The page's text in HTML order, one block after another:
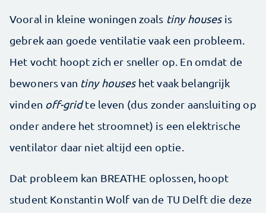
Vooral in kleine woningen zoals tiny housesis
gebrek aan goede ventilatie vaak een probleem.
Het vocht hoopt zich er sneller op. En omdat de
bewoners van tiny houseshet vaak belangrijk
vinden off-gridte leven (dus zonder aansluiting op
onder andere het stroomnet) is een elektrische
ventilator daar niet altijd een optie.
Dat probleem kan BREATHE oplossen, hoopt
student Konstantin Wolf van de TU Delft die deze